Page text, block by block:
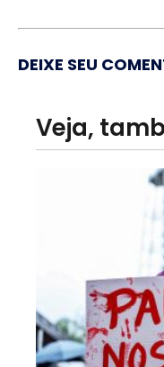
DEIXE SEU
Veja,